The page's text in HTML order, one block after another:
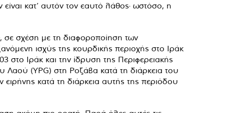
κατ’ αυτόν τον εαυτό λάθος· ωστόσο, η
σε σχέση με τη διαφοροποίηση των
ισχύς της κουρδικής περιοχής στο Ιράκ
στο Ιράκ και την ίδρυση της Περιφερειακής
(YPG) στη Ροζάβα κατά τη διάρκεια του
κατά τη διάρκεια αυτής της περιόδου